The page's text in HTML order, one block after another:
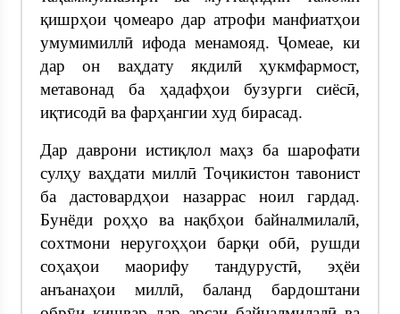
қишрҳои ҷомеаро дар атрофи манфиатҳои
умумимиллӣ ифода менамояд. Ҷомеае, ки
дар он ваҳдату якдилӣ ҳукмфармост,
метавонад ба ҳадафҳои бузурги сиёсӣ,
иқтисодӣ ва фарҳангии худ бирасад.
Дар даврони истиқлол маҳз ба шарофати
сулҳу ваҳдати миллӣ Тоҷикистон тавонист
ба дастовардҳои назаррас ноил гардад.
Бунёди роҳҳо ва нақбҳои байналмилалӣ,
сохтмони неругоҳҳои барқи обӣ, рушди
соҳаҳои маорифу тандурустӣ, эҳёи
анъанаҳои миллӣ, баланд бардоштани